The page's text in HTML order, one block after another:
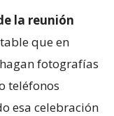
la reunión
que en
fotografías
teléfonos
esa celebración